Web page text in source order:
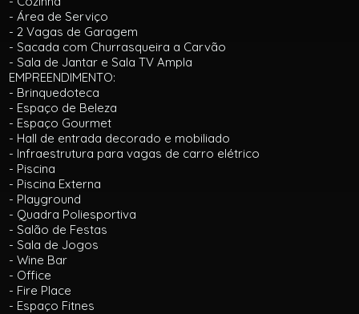
- Área de Serviço
- 2 Vagas de Garagem
- Sacada com Churrasqueira a Carvão
- Sala de Jantar e Sala TV Ampla
EMPREENDIMENTO:
- Brinquedoteca
- Espaço de Beleza
- Espaço Gourmet
- Hall de entrada decorado e mobiliado
- Infraestrutura para vagas de carro elétrico
- Piscina
- Piscina Externa
- Playground
- Quadra Poliesportiva
- Salão de Festas
- Sala de Jogos
- Wine Bar
- Office
- Fire Place
- Espaço Fitnes